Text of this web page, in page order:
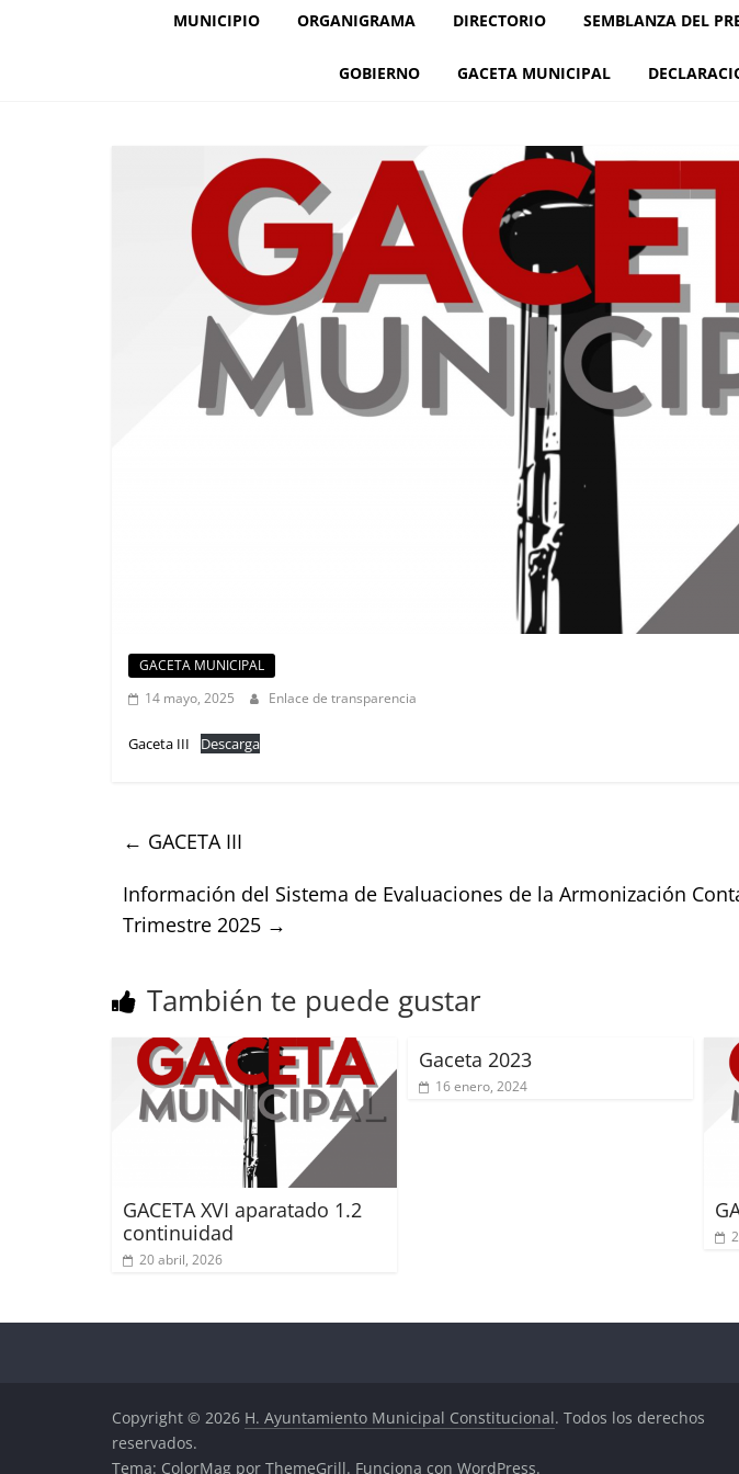
MUNICIPIO ORGANIGRAMA DIRECTORIO SEMBLANZA DEL
GOBIERNO GACETA MUNICIPAL
GACETA MUNICIPAL
14 mayo, 2025
Enlace de transparencia
Gaceta III Descarga
← GACETA III
Información del Sistema de Evaluaciones de la Armonización
Trimestre 2025 →
También te puede gustar
GACETA XVI aparatado 1.2
continuidad
20 abril, 2026
Gaceta 2023
16 enero, 2024
Copyright © 2026 H. Ayuntamiento Municipal Constitucional. Todos los derechos
reservados.
Tema: ColorMag por ThemeGrill. Funciona con WordPress.